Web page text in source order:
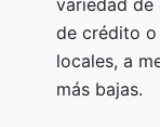
de crédito o
locales, a
más bajas.